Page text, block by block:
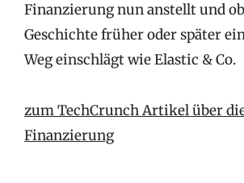
Finanzierung nun anstellt und
Geschichte früher oder später
Weg einschlägt wie Elastic & Co.
zum TechCrunch Artikel über
Finanzierung